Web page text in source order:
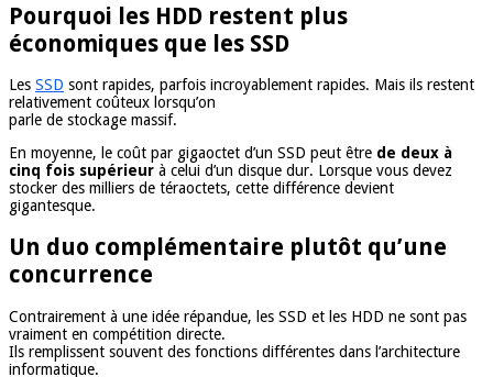
Pourquoi les HDD restent plus
économiques que les SSD
Les SSD sont rapides, parfois incroyablement rapides. Mais ils restent
relativement coûteux lorsqu’on
parle de stockage massif.
En moyenne, le coût par gigaoctet d’un SSD peut être de deux à
cinq fois supérieur à celui d’un disque dur. Lorsque vous devez
stocker des milliers de téraoctets, cette différence devient
gigantesque.
Un duo complémentaire plutôt qu’une
concurrence
Contrairement à une idée répandue, les SSD et les HDD ne sont pas
vraiment en compétition directe.
Ils remplissent souvent des fonctions différentes dans l’architecture
informatique.